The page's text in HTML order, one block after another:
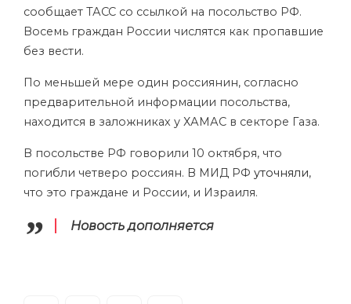
сообщает ТАСС со ссылкой на посольство РФ.
Восемь граждан России числятся как пропавшие
без вести.
По меньшей мере один россиянин, согласно
предварительной информации посольства,
находится в заложниках у ХАМАС в секторе Газа.
В посольстве РФ говорили 10 октября, что
погибли четверо россиян. В МИД РФ уточняли,
что это граждане и России, и Израиля.
Новость дополняется